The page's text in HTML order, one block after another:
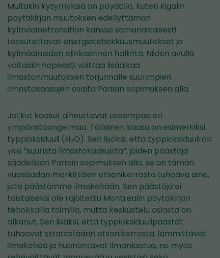
Muitakin kysymyksiä on pöydällä, kuten Kigalin
pöytäkirjan muutoksen edellyttämän
kylmäainetransition kanssa samanaikaisesti
toteutettavat energiatehokkuusmuutokset ja
kylmäaineiden elinkaarinen hallinta. Niiden avulla
voitaisiin nopeasti voittaa lisäaikaa
ilmastonmuutoksen torjunnalle suurimpien
ilmastokaasujen osalta Pariisin sopimuksen alla.
Jotkut kaasut aiheuttavat useampaa eri
ympäristöongelmaa. Tällainen kaasu on esimerkiksi
typpioksiduuli (N2O). Sen lisäksi, että typpioksiduuli on
yksi ”suurista ilmastokaasuista”, joiden päästöjä
säädellään Pariisin sopimuksen alla, se on tämän
vuosisadan merkittävin otsonikerrosta tuhoava aine,
jota päästämme ilmakehään. Sen päästöjä ei
toistaiseksi ole rajoitettu Montrealin pöytäkirjan
tehokkailla toimilla, mutta keskustelu asiasta on
alkanut. Sen lisäksi, että typpioksiduulipäästöt
tuhoavat stratosfäärin otsonikerrosta, lämmittävät
ilmakehää ja huonontavat ilmanlaatua, ne myös